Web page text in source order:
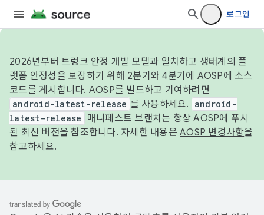
로그인
2026년부터 트렁크 안정 개발 모델과 일치하고 생태계의 플
랫폼 안정성을 보장하기 위해 2분기와 4분기에 AOSP에 소스
코드를 게시합니다. AOSP를 빌드하고 기여하려면
android-latest-release 를 사용하세요.
android-
latest-release
매니페스트 브랜치는 항상 AOSP에 푸시
된 최신 버전을 참조합니다. 자세한 내용은 AOSP 변경사항을
참고하세요.